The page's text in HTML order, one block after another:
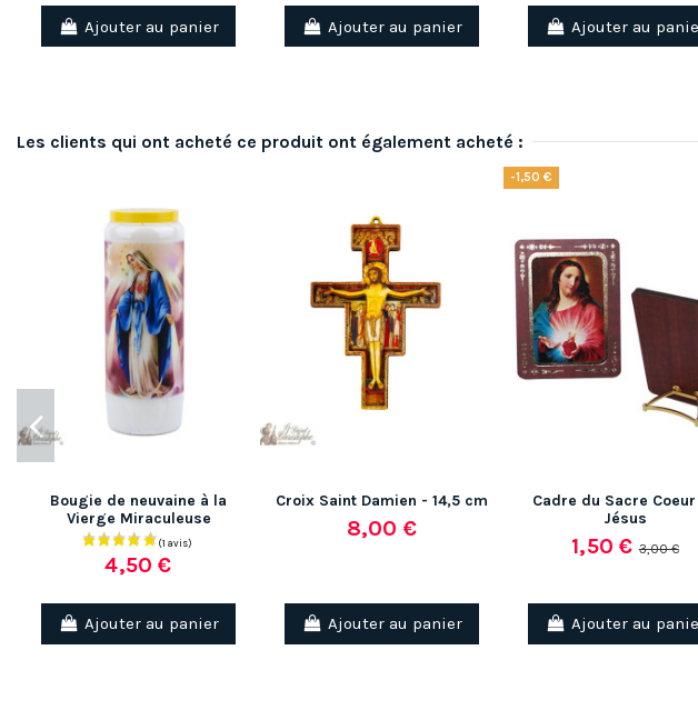
(2 avis)
Ajouter au panier Ajouter au panier Ajouter au
Les clients qui ont acheté ce produit ont également acheté :
Bougie de neuvaine à la
Vierge Miraculeuse
4,50 €
Ajouter au panier
Croix Saint Damien - 14,5 cm
8,00 €
Ajouter au panier
-1,50 €
Cadre du Sacre
Jésus
1,50 €3,00 €
Ajouter au